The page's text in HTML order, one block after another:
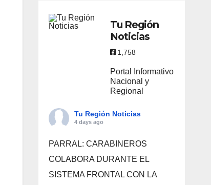
Tu Región
Noticias
1,758
Portal Informativo
Nacional y
Regional
Tu Región Noticias
4 days ago
PARRAL: CARABINEROS
COLABORA DURANTE EL
SISTEMA FRONTAL CON LA